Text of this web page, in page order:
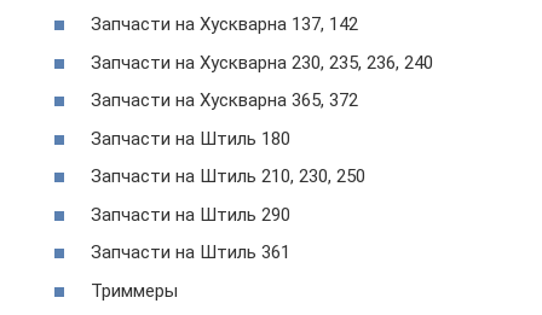
Запчасти на Хускварна 137, 142
Запчасти на Хускварна 230, 235, 236, 240
Запчасти на Хускварна 365, 372
Запчасти на Штиль 180
Запчасти на Штиль 210, 230, 250
Запчасти на Штиль 290
Запчасти на Штиль 361
Триммеры